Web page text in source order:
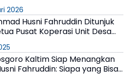
2026
Husni Fahruddin Ditunjuk
Pusat Koperasi Unit Desa
Kaltim Siap Menangkan
Fahruddin: Siapa yang Bisa